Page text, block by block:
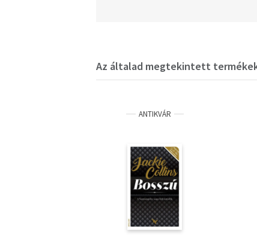
Az általad megtekintett
ANTIKVÁR